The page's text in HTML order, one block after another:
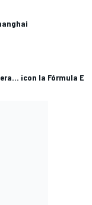
¡con la Fórmula E